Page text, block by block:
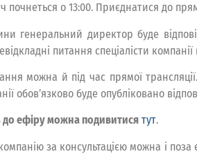
почнеться о 13:00. Приєднатися до
генеральний директор буде
питання спеціалісти
можна й під час прямої
обов’язково буде опубліковано
до ефіру можна подивитися тут.
за консультацією можна і